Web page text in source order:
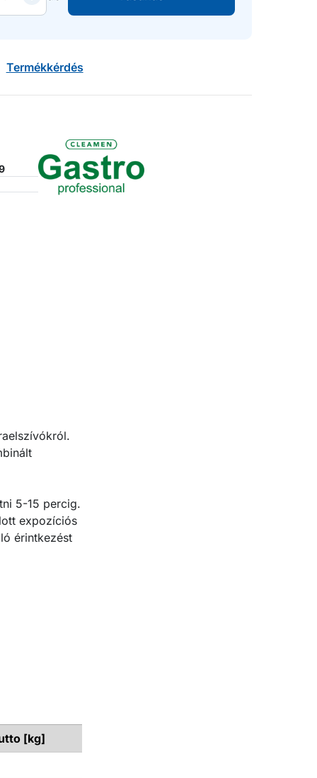
Termékkérdés
5-15 percig.
expozíciós
érintkezést
[kg]